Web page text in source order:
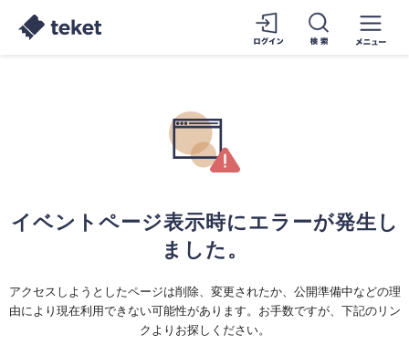
イベントページ表示時にエラーが発生し
ました。
アクセスしようとしたページは削除、変更されたか、公開準備中などの理
由により現在利用できない可能性があります。お手数ですが、下記のリン
クよりお探しください。